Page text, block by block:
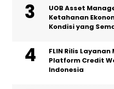
UOB Asset
Ketahanan
Kondisi yang
FLIN Rilis
Platform Credit
Indonesia